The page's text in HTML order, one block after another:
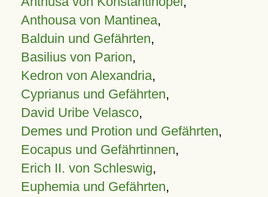
Anthousa von Mantinea,
Balduin und Gefährten,
Basilius von Parion,
Kedron von Alexandria,
Cyprianus und Gefährten,
David Uribe Velasco,
Demes und Protion und Gefährten,
Eocapus und Gefährtinnen,
Erich II. von Schleswig,
Euphemia und Gefährten,